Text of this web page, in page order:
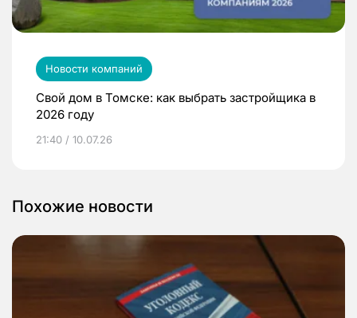
Новости компаний
Свой дом в Томске: как выбрать застройщика в
2026 году
21:40 / 10.07.26
Похожие новости